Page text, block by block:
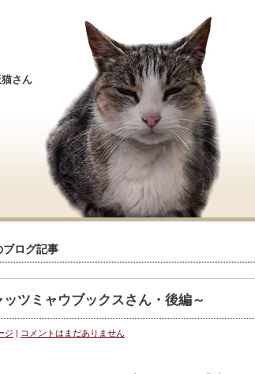
さん
ブログ記事
ツミャウブックスさん・後編～
ジ | コメントはまだありません